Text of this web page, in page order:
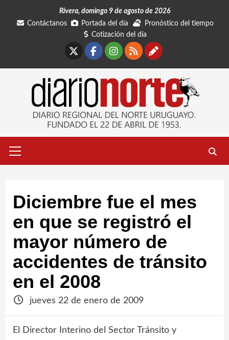
Rivera, domingo 9 de agosto de 2026
Contáctanos
Portada del día
Pronóstico del tiempo
Cotización del día
Facebook
Instagram
RSSContáctanos
primario
Diciembre fue el mes
en que se registró el
mayor número de
accidentes de tránsito
en el 2008
jueves 22 de enero de 2009
El Director Interino del Sector Tránsito y